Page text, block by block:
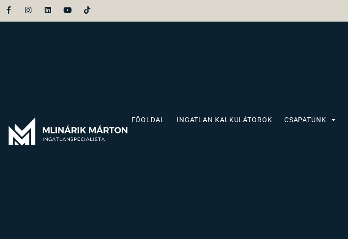
FŐOLDAL INGATLAN KALKULÁTOROK CSAPATUNK